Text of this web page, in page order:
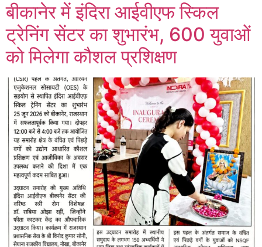
बीकानेर में इंदिरा आईवीएफ स्किल
ट्रेनिंग सेंटर का शुभारंभ, 600 युवाओं
को मिलेगा कौशल प्रशिक्षण